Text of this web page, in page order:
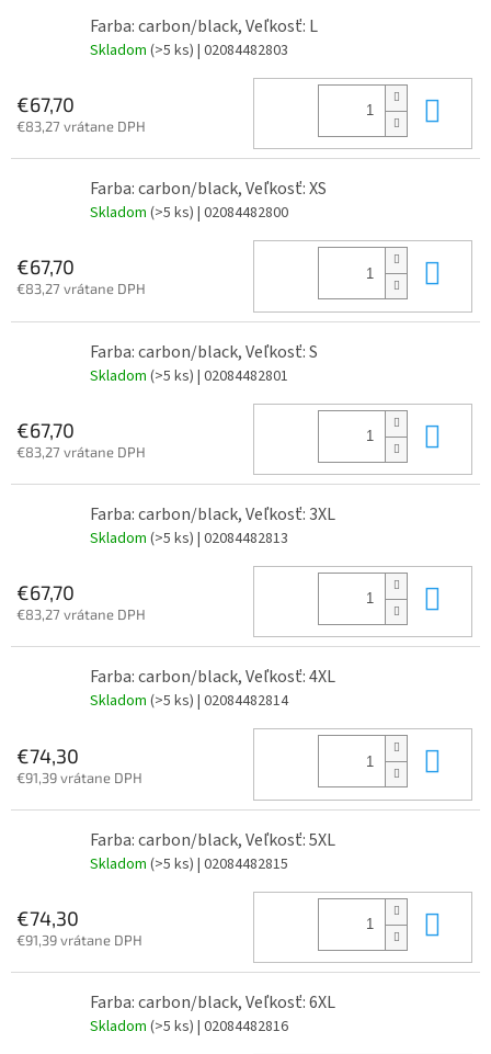
Farba: carbon/black, Veľkosť: L
Skladom (>5 ks) | 02084482803
€67,70
€83,27 vrátane DPH
Farba: carbon/black, Veľkosť: XS
Skladom (>5 ks) | 02084482800
€67,70
€83,27 vrátane DPH
Farba: carbon/black, Veľkosť: S
Skladom (>5 ks) | 02084482801
€67,70
€83,27 vrátane DPH
Farba: carbon/black, Veľkosť: 3XL
Skladom (>5 ks) | 02084482813
€67,70
€83,27 vrátane DPH
Farba: carbon/black, Veľkosť: 4XL
Skladom (>5 ks) | 02084482814
€74,30
€91,39 vrátane DPH
Farba: carbon/black, Veľkosť: 5XL
Skladom (>5 ks) | 02084482815
€74,30
€91,39 vrátane DPH
Farba: carbon/black, Veľkosť: 6XL
Skladom (>5 ks) | 02084482816